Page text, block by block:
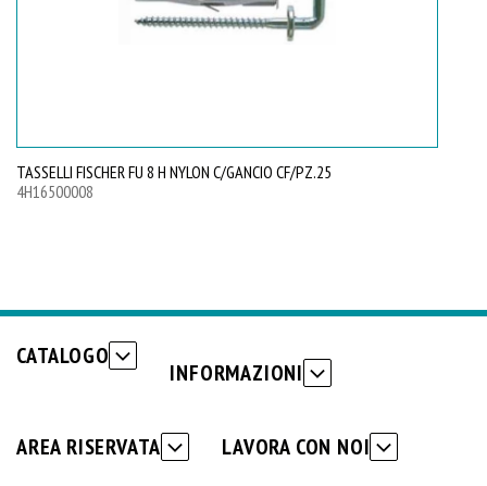
TASSELLI FISCHER FU 8 H NYLON C/GANCIO CF/PZ.25
4H16500008
CATALOGO
INFORMAZIONI
AREA RISERVATA LAVORA CON NOI